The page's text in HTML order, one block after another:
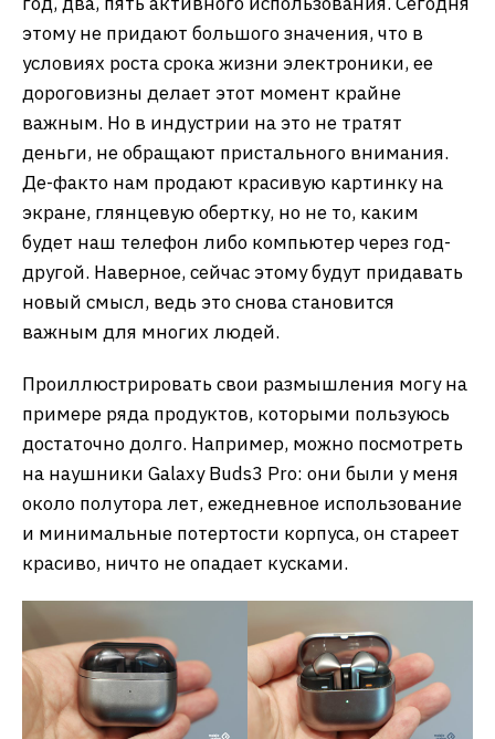
этому не придают большого значения, что в
условиях роста срока жизни электроники, ее
дороговизны делает этот момент крайне
важным. Но в индустрии на это не тратят
деньги, не обращают пристального внимания.
Де-факто нам продают красивую картинку на
экране, глянцевую обертку, но не то, каким
будет наш телефон либо компьютер через год-
другой. Наверное, сейчас этому будут придавать
новый смысл, ведь это снова становится
важным для многих людей.
Проиллюстрировать свои размышления могу на
примере ряда продуктов, которыми пользуюсь
достаточно долго. Например, можно посмотреть
на наушники Galaxy Buds3 Pro: они были у меня
около полутора лет, ежедневное использование
и минимальные потертости корпуса, он стареет
красиво, ничто не опадает кусками.